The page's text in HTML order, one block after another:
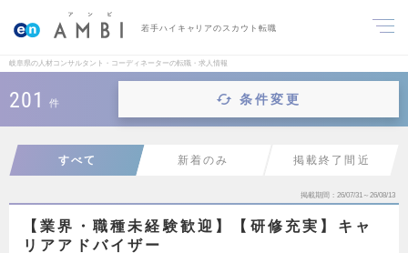
若手ハイキャリアのスカウト転職
岐阜県の人材コンサルタント・コーディネーターの転職・求人情報
201 件 条件変更
すべて 新着のみ 掲載終了間近
掲載期間 26/07/31～26/08/13
【業界・職種未経験歓迎】【研修充実】キャ
リアアドバイザー